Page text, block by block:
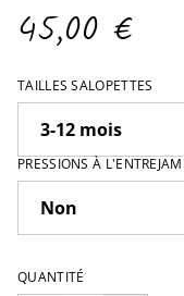
45,00 €
TAILLES SALOPETTES
PRESSIONS À
QUANTITÉ